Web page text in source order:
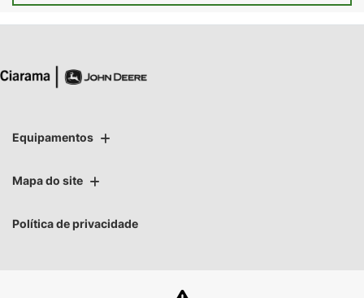
Equipamentos
Mapa do site
Política de privacidade